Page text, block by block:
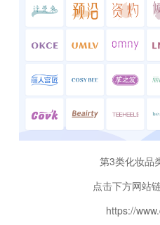
第3类化妆品
点击下方网站
https://